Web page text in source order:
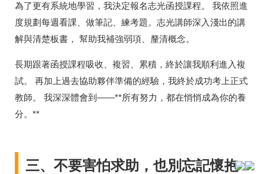
為了更有系統地學習，我決定報名志光函授課程。 我依照進
度規劃每週看課、做筆記、練考題。志光講師深入淺出的講
解與清楚板書， 幫助我補強弱項、釐清概念。
長期跟著函授課程吸收、複習、累積，終於讓我順利進入複
試。 再加上過去協助夥伴準備的經驗，我終於成功考上正式
教師。 我深深體會到——**所有努力，都在悄悄成為你的養
分。**
三、不要害怕求助，也別忘記懷抱